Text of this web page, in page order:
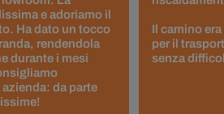
e adoriamo il
Ha dato un tocco
rendendola
durante i mesi
da parte
Il camino
per il
senza